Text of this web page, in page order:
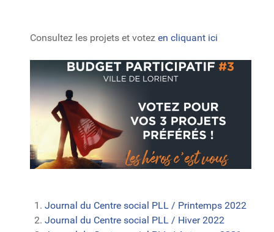
Consultez les projets et votez en cliquant ici
Journal du Centre social PLL / Printemps 2022
Journal du Centre social PLL / Hiver 2022